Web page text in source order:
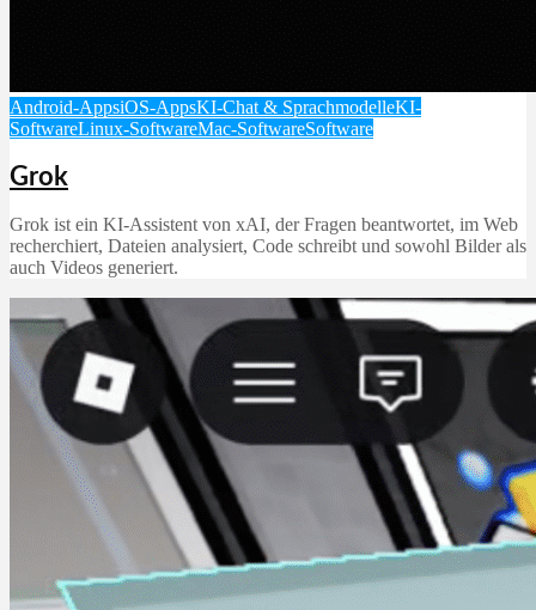
Android-AppsiOS-AppsKI-Chat & SprachmodelleKI-
SoftwareLinux-SoftwareMac-SoftwareSoftware
Grok
Grok ist ein KI‑Assistent von xAI, der Fragen beantwortet, im Web
recherchiert, Dateien analysiert, Code schreibt und sowohl Bilder als
auch Videos generiert.